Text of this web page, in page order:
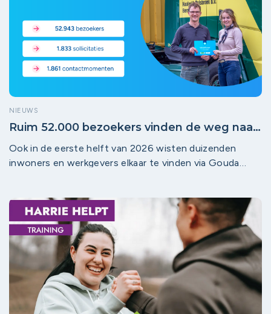
NIEUWS
Ruim 52.000 bezoekers vinden de weg naar
Ook in de eerste helft van 2026 wisten duizenden
inwoners en werkgevers elkaar te vinden via Gouda
blijft volop in beweging en de platforms spelen daarin
een steeds zichtbaardere rol. Met bijna 53.000
bezoekers en duizenden interacties tussen
werkzoekenden en werkgevers blijven de platforms dé
plek waar lokaal talent en lokale kansen samenkomen.